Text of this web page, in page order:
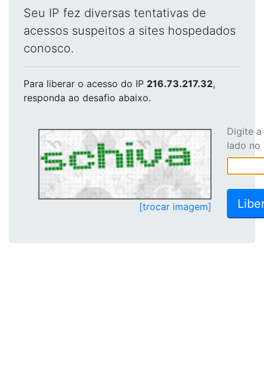
Seu IP fez diversas tentativas de
acessos suspeitos a sites hospedados
conosco.
Para liberar o acesso do IP 216.73.217.32,
responda ao desafio abaixo.
[trocar imagem]
Digite
lado no